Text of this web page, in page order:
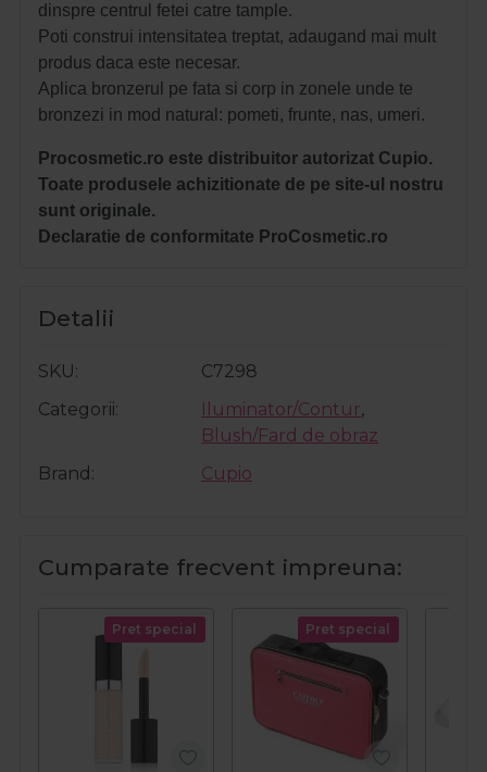
dinspre centrul fetei catre tample.
Poti construi intensitatea treptat, adaugand mai mult
produs daca este necesar.
Aplica bronzerul pe fata si corp in zonele unde te
bronzezi in mod natural: pometi, frunte, nas, umeri.
Procosmetic.ro este distribuitor autorizat Cupio.
Toate produsele achizitionate de pe site-ul nostru
sunt originale.
Declaratie de conformitate ProCosmetic.ro
Detalii
SKU
C7298
Categorii
Iluminator/Contur,
Blush/Fard de obraz
Brand
Cupio
Cumparate frecvent impreuna:
Pret special Pret special